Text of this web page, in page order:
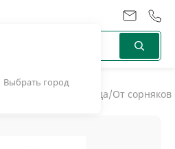
Выбрать город
защиты дома и сада/От